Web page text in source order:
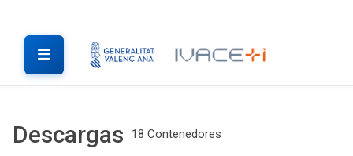
Descargas 18 Contenedores